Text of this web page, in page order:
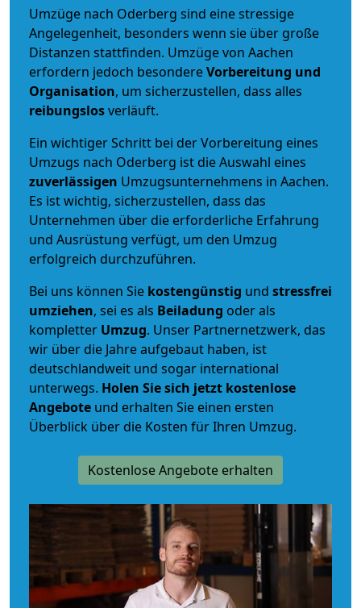
Umzüge nach Oderberg sind eine stressige
Angelegenheit, besonders wenn sie über große
Distanzen stattfinden. Umzüge von Aachen
erfordern jedoch besondereVorbereitung und
Organisation, um sicherzustellen, dass alles
reibungslosverläuft.
Ein wichtiger Schritt bei der Vorbereitung eines
Umzugs nach Oderberg ist die Auswahl eines
zuverlässigen Umzugsunternehmens in Aachen.
Es ist wichtig, sicherzustellen, dass das
Unternehmen über die erforderliche Erfahrung
und Ausrüstung verfügt, um den Umzug
erfolgreich durchzuführen.
Bei uns können Sie kostengünstig und stressfrei
umziehen, sei es als Beiladung oder als
kompletter Umzug. Unser Partnernetzwerk, das
wir über die Jahre aufgebaut haben, ist
deutschlandweit und sogar international
unterwegs. Holen Sie sich jetzt kostenlose
Angebote und erhalten Sie einen ersten
Überblick über die Kosten für Ihren Umzug.
Kostenlose Angebote erhalten